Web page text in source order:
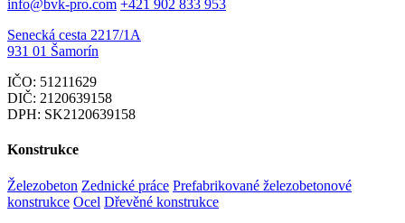
info@bvk-pro.com +421 902 833 953
Senecká cesta 2217/1A
931 01 Šamorín
IČO: 51211629
DIČ: 2120639158
DPH: SK2120639158
Konstrukce
Železobeton Zednické práce Prefabrikované železobetonové
konstrukce Ocel Dřevěné konstrukce